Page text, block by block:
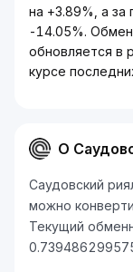
на +3.89%, а
-14.05%.
обновляется в
курсе
О
Саудовский
можно
Текущий